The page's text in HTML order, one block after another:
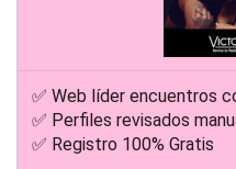
✅ Web líder encuentros
✅ Perfiles revisados
✅ Registro 100% Gratis